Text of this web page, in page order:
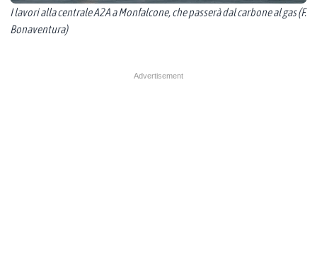
I lavori alla centrale A2A a Monfalcone, che passerà dal carbone al gas (F.
Bonaventura)